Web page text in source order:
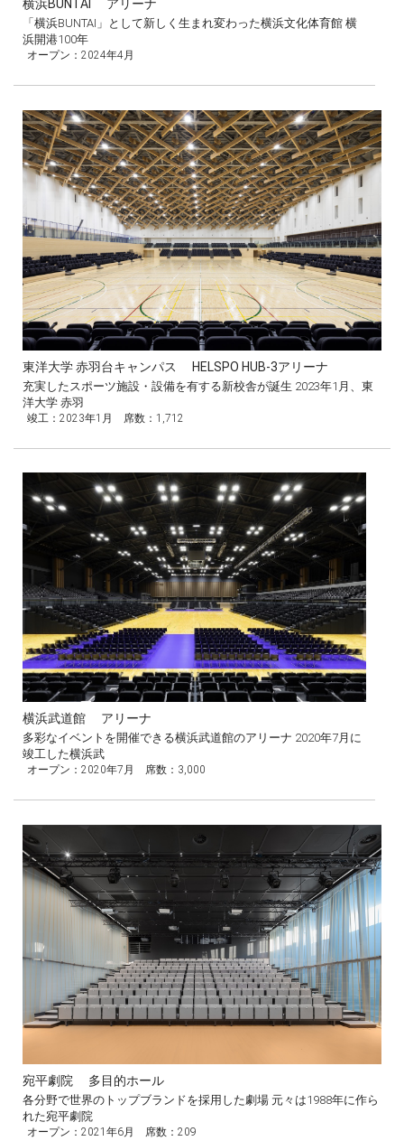
横浜BUNTAI アリーナ
「横浜BUNTAI」として新しく生まれ変わった横浜文化体育館 横
浜開港100年
オープン：2024年4月
東洋大学 赤羽台キャンパス HELSPO HUB-3アリーナ
充実したスポーツ施設・設備を有する新校舎が誕生 2023年1月、東
洋大学 赤羽
竣工：2023年1月 席数：1,712
横浜武道館 アリーナ
多彩なイベントを開催できる横浜武道館のアリーナ 2020年7月に
竣工した横浜武
オープン：2020年7月 席数：3,000
宛平劇院 多目的ホール
各分野で世界のトップブランドを採用した劇場 元々は1988年に作ら
れた宛平劇院
オープン：2021年6月 席数：209